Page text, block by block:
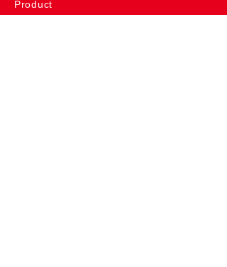
Product